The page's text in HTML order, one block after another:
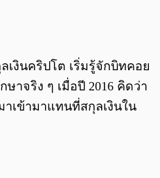
งินคริปโต เริ่มรู้จักบิทคอย
าจริง ๆ เมื่อปี 2016 คิดว่า
เข้ามาแทนที่สกุลเงินใน